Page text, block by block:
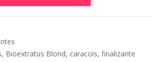
, Bioextratus Blond, caracois, finalizante